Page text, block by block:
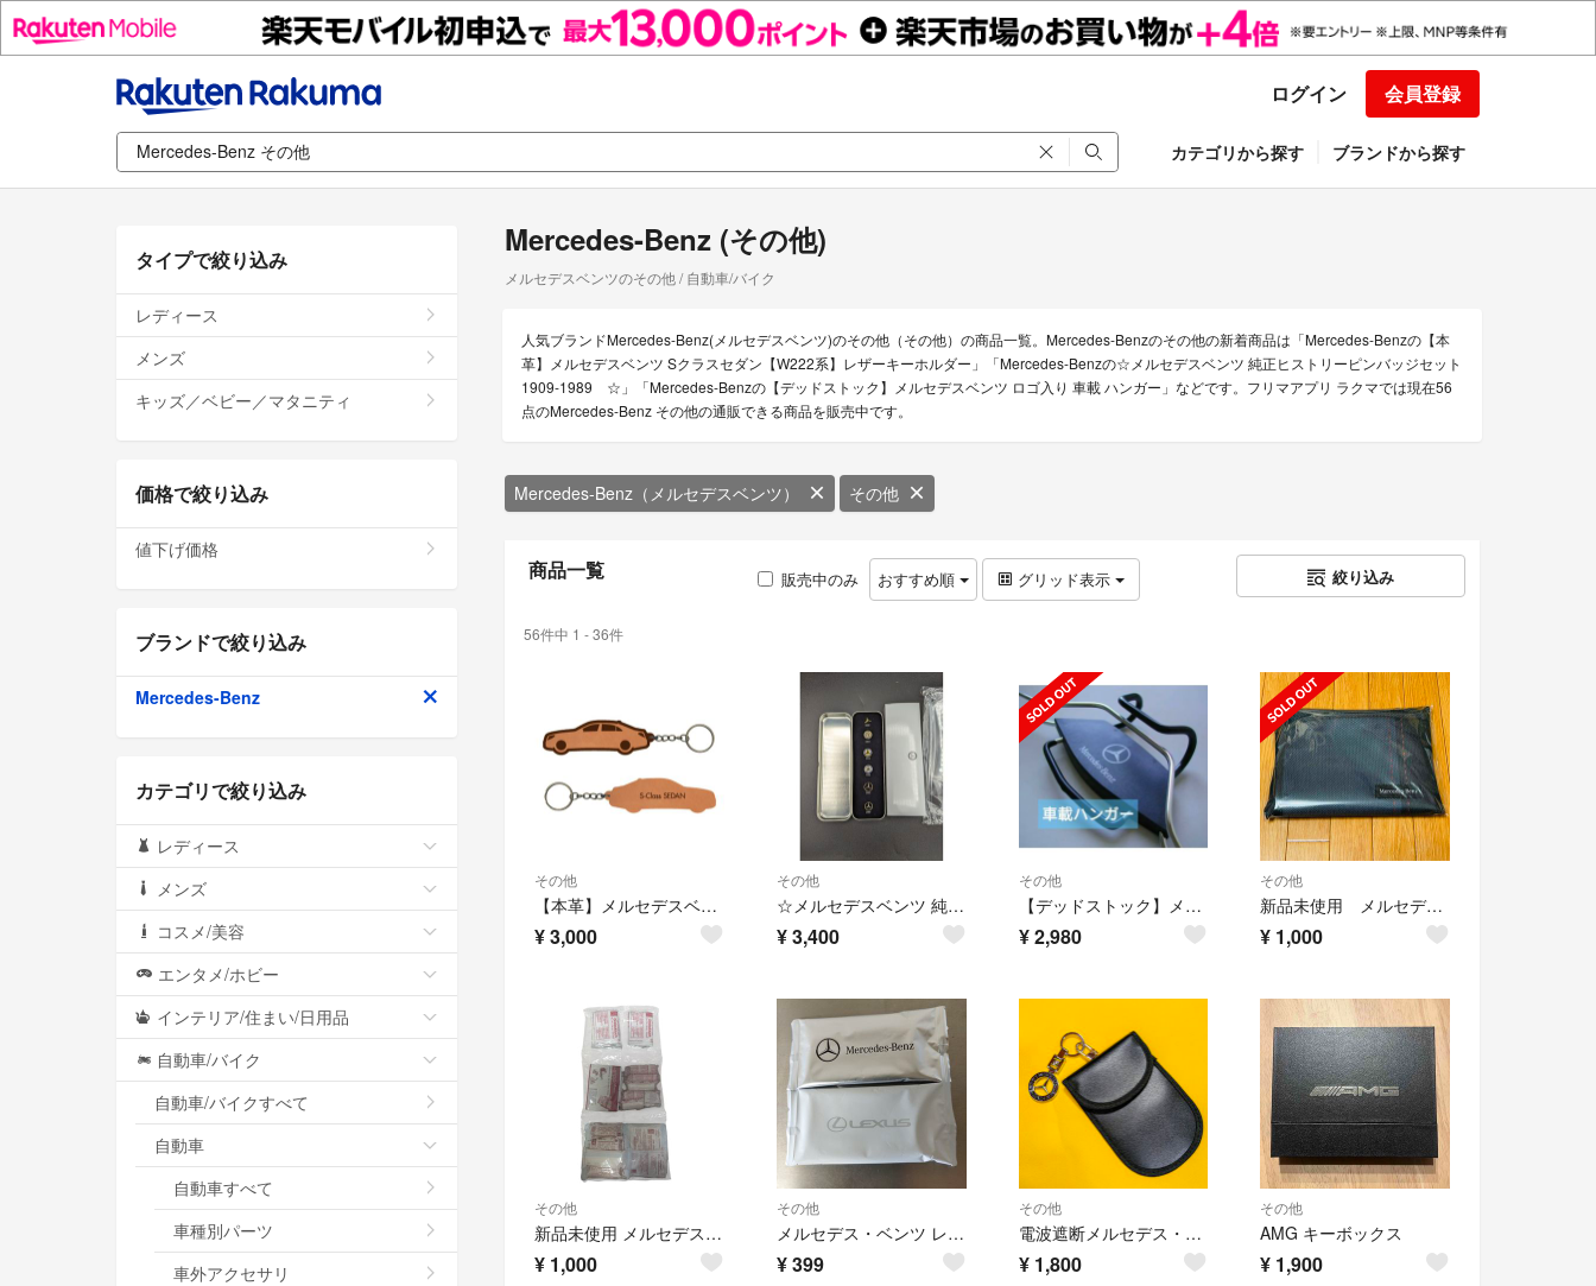
ログイン 会員登録
カテゴリから探す ブランドから探す
Mercedes-Benz (その他)
メルセデスベンツのその他 / 自動車/バイク
人気ブランドMercedes-Benz(メルセデスベンツ)のその他（その他）の商品一覧。Mercedes-Benzのその他の新着商品は「Mercedes-Benzの【本
革】メルセデスベンツ Sクラスセダン【W222系】レザーキーホルダー」「Mercedes-Benzの☆メルセデスベンツ 純正ヒストリーピンバッジセット
1909-1989 ☆」「Mercedes-Benzの【デッドストック】メルセデスベンツ ロゴ入り 車載 ハンガー」などです。フリマアプリ ラクマでは現在56
点のMercedes-Benz その他の通販できる商品を販売中です。
Mercedes-Benz（メルセデスベンツ） その他
商品一覧 販売中のみ おすすめ順 グリッド表示 絞り込み
56件中 1 - 36件
その他
【本革】メルセデスベンツ Sクラスセダン【W222系】レザーキーホルダー
¥3,000
その他
☆メルセデスベンツ 純正ヒストリーピンバッジセット 1909-1989 ☆
¥3,400
その他
【デッドストック】メルセデスベンツ ロゴ入り 車載 ハンガー
¥2,980
その他
新品未使用 メルセデスベンツ アウトドアシート メッシュポーチ付き
¥ 1,000
その他
新品未使用 メルセデスベンツ救急セット ケース無
¥ 1,000
その他
メルセデス・ベンツ レクサス ウェットタオル ノベルティ非売品
¥399
その他
電波遮断メルセデス・ベンツ◆キーホルダーと電波遮断キーケース
¥ 1,800
その他
AMG キーボックス
¥ 1,900
タイプで絞り込み
レディース
メンズ
キッズ／ベビー／マタニティ
価格で絞り込み
値下げ価格
ブランドで絞り込み
Mercedes-Benz
カテゴリで絞り込み
レディース
メンズ
コスメ/美容
エンタメ/ホビー
インテリア/住まい/日用品
自動車/バイク
自動車/バイクすべて
自動車
自動車すべて
車種別パーツ
車外アクセサリ